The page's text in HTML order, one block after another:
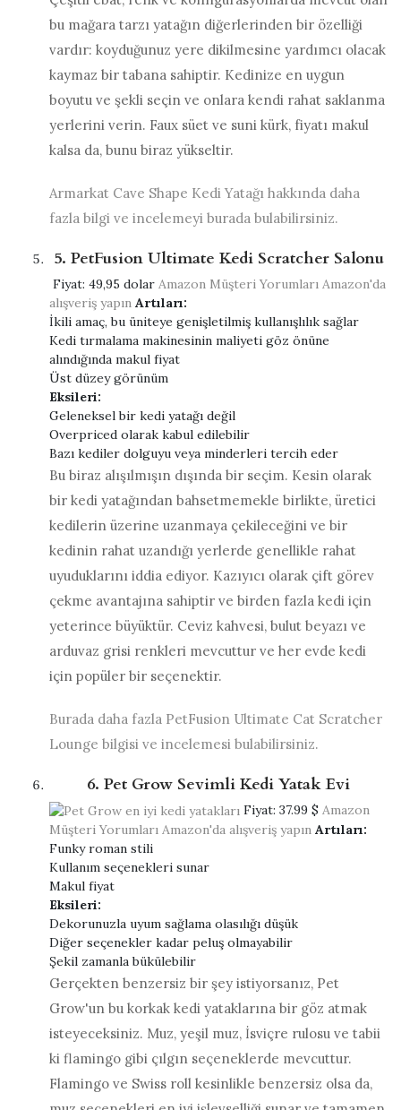
bu mağara tarzı yatağın diğerlerinden bir özelliği
vardır: koyduğunuz yere dikilmesine yardımcı olacak
kaymaz bir tabana sahiptir. Kedinize en uygun
boyutu ve şekli seçin ve onlara kendi rahat saklanma
yerlerini verin. Faux süet ve suni kürk, fiyatı makul
kalsa da, bunu biraz yükseltir.
Armarkat Cave Shape Kedi Yatağı hakkında daha
fazla bilgi ve incelemeyi burada bulabilirsiniz.
5. PetFusion Ultimate Kedi Scratcher Salonu
Fiyat: 49,95 dolar Amazon Müşteri Yorumları Amazon'da
alışveriş yapın Artıları:
İkili amaç, bu üniteye genişletilmiş kullanışlılık sağlar
Kedi tırmalama makinesinin maliyeti göz önüne
alındığında makul fiyat
Üst düzey görünüm
Eksileri:
Geleneksel bir kedi yatağı değil
Overpriced olarak kabul edilebilir
Bazı kediler dolguyu veya minderleri tercih eder
Bu biraz alışılmışın dışında bir seçim. Kesin olarak
bir kedi yatağından bahsetmemekle birlikte, üretici
kedilerin üzerine uzanmaya çekileceğini ve bir
kedinin rahat uzandığı yerlerde genellikle rahat
uyuduklarını iddia ediyor. Kazıyıcı olarak çift görev
çekme avantajına sahiptir ve birden fazla kedi için
yeterince büyüktür. Ceviz kahvesi, bulut beyazı ve
arduvaz grisi renkleri mevcuttur ve her evde kedi
için popüler bir seçenektir.
Burada daha fazla PetFusion Ultimate Cat Scratcher
Lounge bilgisi ve incelemesi bulabilirsiniz.
6. Pet Grow Sevimli Kedi Yatak Evi
Fiyat: 37.99 $ Amazon
Müşteri Yorumları Amazon'da alışveriş yapın Artıları:
Funky roman stili
Kullanım seçenekleri sunar
Makul fiyat
Eksileri:
Dekorunuzla uyum sağlama olasılığı düşük
Diğer seçenekler kadar peluş olmayabilir
Şekil zamanla bükülebilir
Gerçekten benzersiz bir şey istiyorsanız, Pet
Grow'un bu korkak kedi yataklarına bir göz atmak
isteyeceksiniz. Muz, yeşil muz, İsviçre rulosu ve tabii
ki flamingo gibi çılgın seçeneklerde mevcuttur.
Flamingo ve Swiss roll kesinlikle benzersiz olsa da,